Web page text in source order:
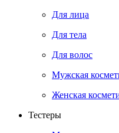
Для лица
Для тела
Для волос
Мужская
Женская
Тестеры